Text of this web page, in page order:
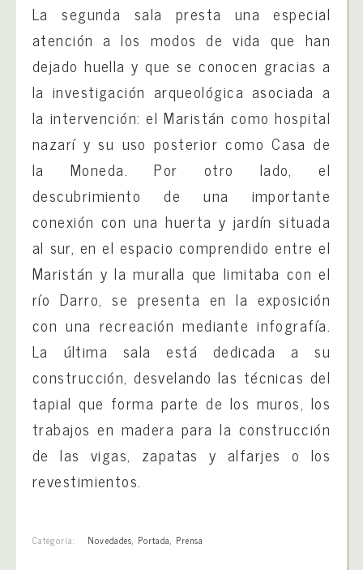
La segunda sala presta una especial
atención a los modos de vida que han
dejado huella y que se conocen gracias a
la investigación arqueológica asociada a
la intervención: el Maristán como hospital
nazarí y su uso posterior como Casa de
la Moneda. Por otro lado, el
descubrimiento de una importante
conexión con una huerta y jardín situada
al sur, en el espacio comprendido entre el
Maristán y la muralla que limitaba con el
río Darro, se presenta en la exposición
con una recreación mediante infografía.
La última sala está dedicada a su
construcción, desvelando las técnicas del
tapial que forma parte de los muros, los
trabajos en madera para la construcción
de las vigas, zapatas y alfarjes o los
revestimientos.
Categoría: Novedades, Portada, Prensa